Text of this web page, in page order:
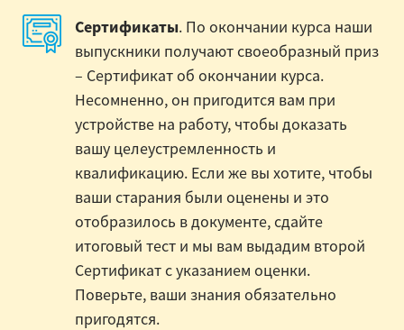
Сертификаты. По окончании курса наши
выпускники получают своеобразный приз
– Сертификат об окончании курса.
Несомненно, он пригодится вам при
устройстве на работу, чтобы доказать
вашу целеустремленность и
квалификацию. Если же вы хотите, чтобы
ваши старания были оценены и это
отобразилось в документе, сдайте
итоговый тест и мы вам выдадим второй
Сертификат с указанием оценки.
Поверьте, ваши знания обязательно
пригодятся.